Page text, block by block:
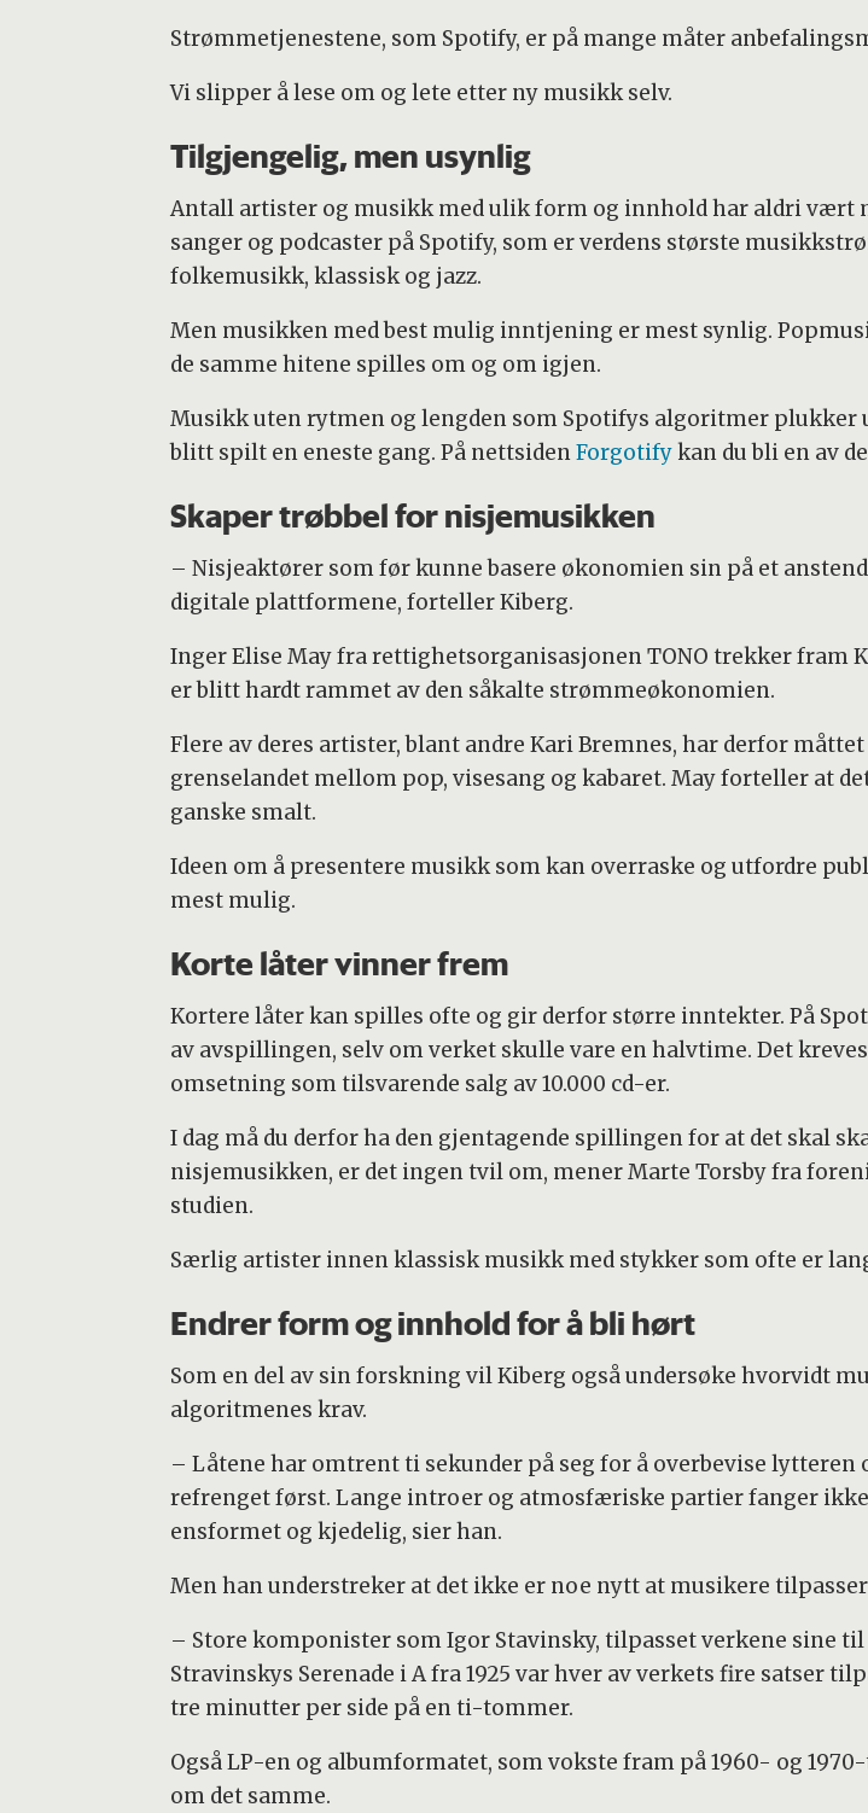
Strømmetjenestene, som Spotify, er på mange måter
Vi slipper å lese om og lete etter ny musikk selv.
Tilgjengelig, men usynlig
Antall artister og musikk med ulik form og innhold har aldri
sanger og podcaster på Spotify, som er verdens største
folkemusikk, klassisk og jazz.
Men musikken med best mulig inntjening er mest synlig.
de samme hitene spilles om og om igjen.
Musikk uten rytmen og lengden som Spotifys algoritmer
blitt spilt en eneste gang. På nettsidenForgotifykan du bli en av
Skaper trøbbel for nisjemusikken
– Nisjeaktører som før kunne basere økonomien sin på et
digitale plattformene, forteller Kiberg.
Inger Elise May fra rettighetsorganisasjonen TONO trekker fram
er blitt hardt rammet av den såkalte strømmeøkonomien.
Flere av deres artister, blant andre Kari Bremnes, har derfor
grenselandet mellom pop, visesang og kabaret. May forteller at
ganske smalt.
Ideen om å presentere musikk som kan overraske og utfordre
mest mulig.
Korte låter vinner frem
Kortere låter kan spilles ofte og gir derfor større inntekter. På
av avspillingen, selv om verket skulle vare en halvtime. Det
omsetning som tilsvarende salg av 10.000 cd-er.
I dag må du derfor ha den gjentagende spillingen for at det skal
nisjemusikken, er det ingen tvil om, mener Marte Torsby fra
studien.
Særlig artister innen klassisk musikk med stykker som ofte er
Endrer form og innhold for å bli hørt
Som en del av sin forskning vil Kiberg også undersøke hvorvidt
algoritmenes krav.
– Låtene har omtrent ti sekunder på seg for å overbevise lytteren
refrenget først. Lange introer og atmosfæriske partier fanger
ensformet og kjedelig, sier han.
Men han understreker at det ikke er noe nytt at musikere
– Store komponister som Igor Stavinsky, tilpasset verkene sine
Stravinskys Serenade i A fra 1925 var hver av verkets fire satser
tre minutter per side på en ti-tommer.
Også LP-en og albumformatet, som vokste fram på 1960- og
om det samme.